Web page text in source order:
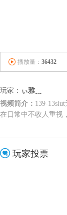
此页面上的内容需要
播放量： 36432
玩家： ぃ雅﹎
视频简介： 139-
在日常中不收人重视
玩家投票